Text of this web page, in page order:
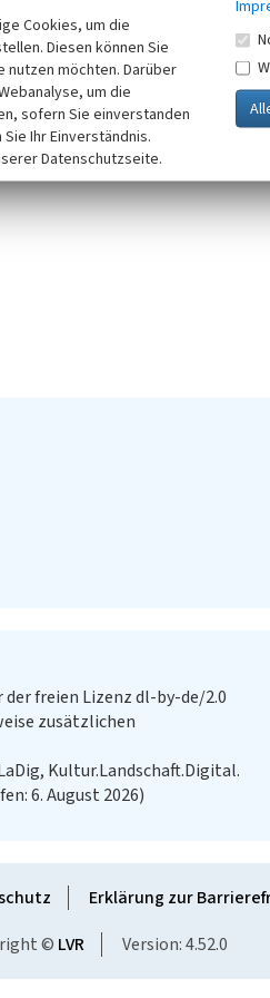
und
dem Eingang
Gebäude ist
freien Lizenz dl-by-de/2.0
zusätzlichen
Kultur.Landschaft.Digital.
6. August 2026)
Erklärung zur
© LVR Version: 4.52.0
Cookies, um die
Diesen können Sie
nutzen möchten. Darüber
um die
sofern Sie einverstanden
Ihr Einverständnis.
Datenschutzseite.